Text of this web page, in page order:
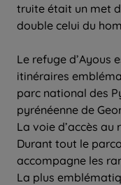
truite était un met
double celui du
Le refuge d’Ayous
itinéraires
parc national des
pyrénéenne de
La voie d’accès
Durant tout le
accompagne les
La plus